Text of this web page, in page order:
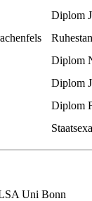
Diplom
Diplom
Diplom
Diplom
Uni Bonn